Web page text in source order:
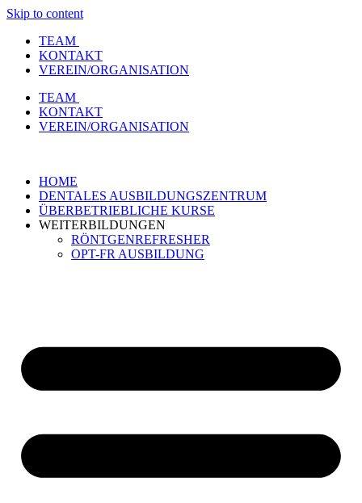
Skip to content
TEAM
KONTAKT
VEREIN/ORGANISATION
TEAM
KONTAKT
VEREIN/ORGANISATION
HOME
DENTALES AUSBILDUNGSZENTRUM
ÜBERBETRIEBLICHE KURSE
WEITERBILDUNGEN
RÖNTGENREFRESHER
OPT-FR AUSBILDUNG